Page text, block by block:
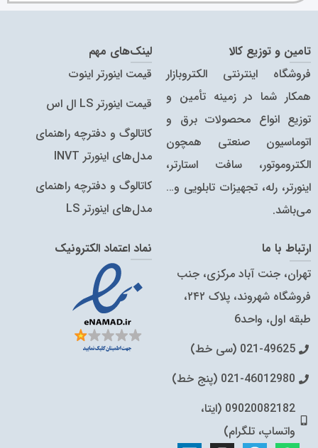
تامین و توزیع کالا
فروشگاه اینترنتی الکتروبازار
همکار شما در زمینه تأمین و
توزیع انواع محصولات برق و
اتوماسیون صنعتی همچون
الکتروموتور، سافت استارتر،
اینورتر، رله، تجهیزات تابلویی و…
می‌باشد.
لینک‌های مهم
قیمت اینورتر اینوت
قیمت اینورتر LS ال اس
کاتالوگ و دفترچه راهنمای
مدل‌های اینورتر INVT
کاتالوگ‌ و دفترچه راهنمای
مدل‌های اینورتر LS
ارتباط با ما
تهران، جنت آباد مرکزی، جنب
فروشگاه شهروند، پلاک ۲۴۲،
طبقه اول، واحد6
021-49625 (سی خط)
021-46012980 (پنج خط)
09020082182 (ایتا،
واتساپ، تلگرام)
نماد اعتماد الکترونیک